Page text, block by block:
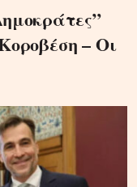
– Οι